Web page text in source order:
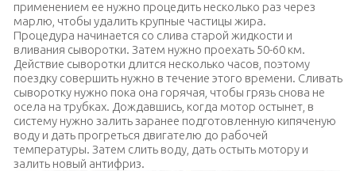
применением ее нужно процедить несколько раз через
марлю, чтобы удалить крупные частицы жира.
Процедура начинается со слива старой жидкости и
вливания сыворотки. Затем нужно проехать 50-60 км.
Действие сыворотки длится несколько часов, поэтому
поездку совершить нужно в течение этого времени. Сливать
сыворотку нужно пока она горячая, чтобы грязь снова не
осела на трубках. Дождавшись, когда мотор остынет, в
систему нужно залить заранее подготовленную кипяченую
воду и дать прогреться двигателю до рабочей
температуры. Затем слить воду, дать остыть мотору и
залить новый антифриз.